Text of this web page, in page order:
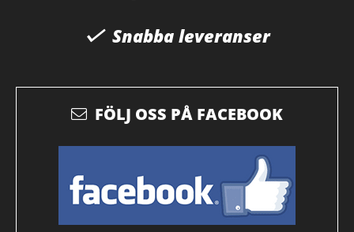
Snabba leveranser
FÖLJ OSS PÅ FACEBOOK